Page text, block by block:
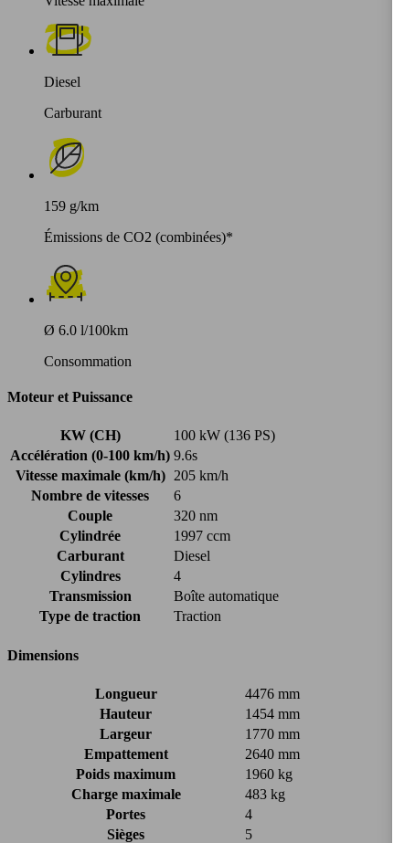
Diesel
Carburant
159 g/km
Émissions de CO2 (combinées)*
Ø 6.0 l/100km
Consommation
Moteur et Puissance
KW (CH)
100 kW (136 PS)
Accélération (0-100 km/h) 9.6s
Vitesse maximale (km/h)
205 km/h
Nombre de vitesses
6
Couple
320 nm
Cylindrée
1997 ccm
Carburant
Diesel
Cylindres
4
Transmission
Boîte automatique
Type de traction
Traction
Dimensions
Longueur
4476 mm
Hauteur
1454 mm
Largeur
1770 mm
Empattement
2640 mm
Poids maximum
1960 kg
Charge maximale
483 kg
Portes
4
Sièges
5